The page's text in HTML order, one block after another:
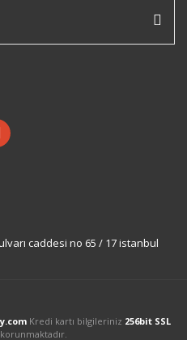
caddesi no 65 / 17 istanbul
Kredi kartı bilgileriniz 256bit SSL